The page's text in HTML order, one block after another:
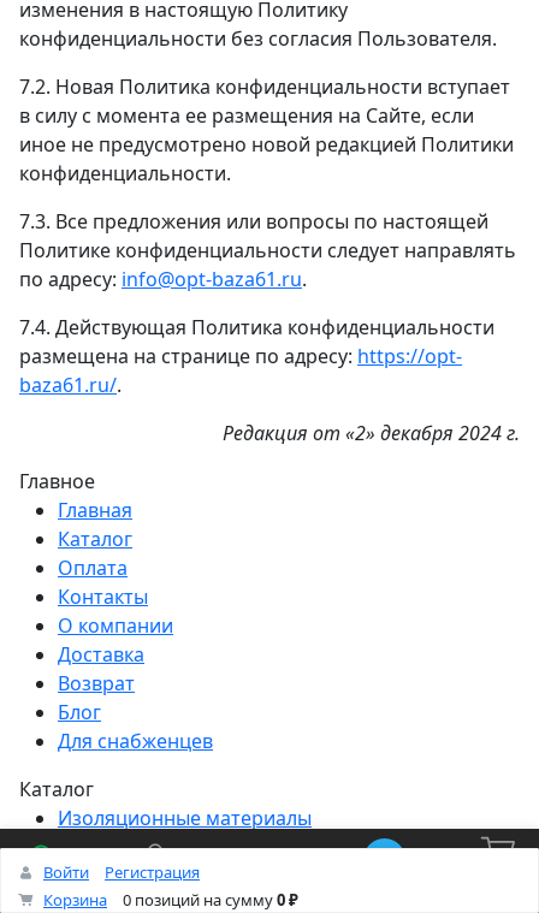
изменения в настоящую Политику
конфиденциальности без согласия Пользователя.
7.2. Новая Политика конфиденциальности вступает
в силу с момента ее размещения на Сайте, если
иное не предусмотрено новой редакцией Политики
конфиденциальности.
7.3. Все предложения или вопросы по настоящей
Политике конфиденциальности следует направлять
по адресу: info@opt-baza61.ru.
7.4. Действующая Политика конфиденциальности
размещена на странице по адресу: https://opt-
baza61.ru/.
Редакция от «2» декабря 2024 г.
Главное
Главная
Каталог
Оплата
Контакты
О компании
Доставка
Возврат
Блог
Для снабженцев
Каталог
Изоляционные материалы
Утеплители
крепеж
Инструменты
Войти
Регистрация
Корзина
0 позиций на сумму0 ₽
Кабинет Смотрели